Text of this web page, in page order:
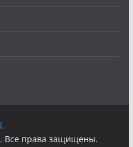
. Все права защищены.